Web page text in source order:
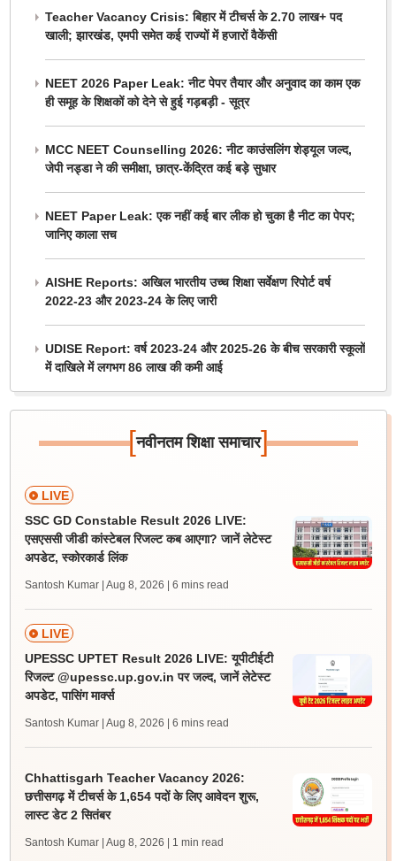
Teacher Vacancy Crisis: बिहार में टीचर्स के 2.70 लाख+ पद
खाली; झारखंड, एमपी समेत कई राज्यों में हजारों वैकेंसी
NEET 2026 Paper Leak: नीट पेपर तैयार और अनुवाद का काम एक
ही समूह के शिक्षकों को देने से हुई गड़बड़ी - सूत्र
MCC NEET Counselling 2026: नीट काउंसलिंग शेड्यूल जल्द,
जेपी नड्डा ने की समीक्षा, छात्र-केंद्रित कई बड़े सुधार
NEET Paper Leak: एक नहीं कई बार लीक हो चुका है नीट का पेपर;
जानिए काला सच
AISHE Reports: अखिल भारतीय उच्च शिक्षा सर्वेक्षण रिपोर्ट वर्ष
2022-23 और 2023-24 के लिए जारी
UDISE Report: वर्ष 2023-24 और 2025-26 के बीच सरकारी स्कूलों
में दाखिले में लगभग 86 लाख की कमी आई
[नवीनतम शिक्षा समाचार]
LIVE
SSC GD Constable Result 2026 LIVE:
एसएससी जीडी कांस्टेबल रिजल्ट कब आएगा? जानें लेटेस्ट
अपडेट, स्कोरकार्ड लिंक
Santosh Kumar | Aug 8, 2026 | 6 mins read
LIVE
UPESSC UPTET Result 2026 LIVE: यूपीटीईटी
रिजल्ट @upessc.up.gov.in पर जल्द, जानें लेटेस्ट
अपडेट, पासिंग मार्क्स
Santosh Kumar | Aug 8, 2026 | 6 mins read
Chhattisgarh Teacher Vacancy 2026:
छत्तीसगढ़ में टीचर्स के 1,654 पदों के लिए आवेदन शुरू,
लास्ट डेट 2 सितंबर
Santosh Kumar | Aug 8, 2026 | 1 min read